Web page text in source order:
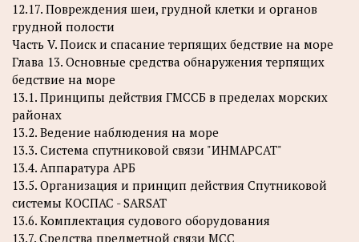
12.17. Повреждения шеи, грудной клетки и органов
грудной полости
Часть V. Поиск и спасание терпящих бедствие на море
Глава 13. Основные средства обнаружения терпящих
бедствие на море
13.1. Принципы действия ГМССБ в пределах морских
районах
13.2. Ведение наблюдения на море
13.3. Система спутниковой связи "ИНМАРСАТ"
13.4. Аппаратура АРБ
13.5. Организация и принцип действия Спутниковой
системы КОСПАС - SARSAT
13.6. Комплектация судового оборудования
13.7. Средства предметной связи МСС